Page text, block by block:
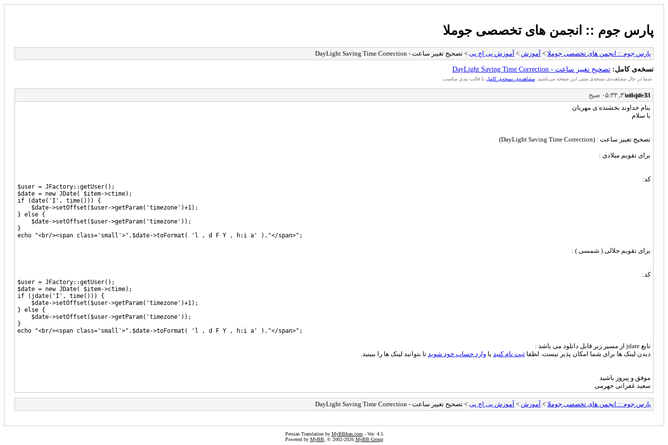
پارس جوم :: انجمن های تخصصی جوملا
پارس جوم :: انجمن های تخصصی جوملا > آموزش > آموزش پی اچ پی > تصحیح تغییر ساعت - DayLight Saving Time Correction
نسخه‌ی کامل: تصحیح تغییر ساعت - DayLight Saving Time Correction
شما در حال مشاهده‌ی نسخه‌ی متنی این صفحه می‌باشید. مشاهده‌ی نسخه‌ی کامل با قالب بندی مناسب.
unique33
۳۱-۳-۱۴۰۱, ۰۵:۳۴ صبح
بنام خداوند بخشنده ی مهربان
با سلام
تصحیح تغییر ساعت : (DayLight Saving Time Correction)
برای تقویم میلادی :
کد:
$user = JFactory::getUser();
$date = new JDate( $item->ctime);
if (date('I', time())) {
$date->setOffset($user->getParam('timezone')+1);
} else {
$date->setOffset($user->getParam('timezone'));
}
echo "<br/><span class='small'>".$date->toFormat( 'l , d F Y , h:i a' )."</span>";
برای تقویم جلالی ( شمسی ) :
کد:
$user = JFactory::getUser();
$date = new JDate( $item->ctime);
if (jdate('I', time())) {
$date->setOffset($user->getParam('timezone')+1);
} else {
$date->setOffset($user->getParam('timezone'));
}
echo "<br/><span class='small'>".$date->toFormat( 'l , d F Y , h:i a' )."</span>";
تابع jdate از مسیر زیر قابل دانلود می باشد :
دیدن لینک ها برای شما امکان پذیر نیست. لطفا ثبت نام کنید یا وارد حساب خود شوید تا بتوانید لینک ها را ببینید.
موفق و پیروز باشید
سعید غفرانی جهرمی
پارس جوم :: انجمن های تخصصی جوملا > آموزش > آموزش پی اچ پی > تصحیح تغییر ساعت - DayLight Saving Time Correction
Persian Translation by MyBBIran.com - Ver: 4.5
Powered by MyBB, © 2002-2026 MyBB Group